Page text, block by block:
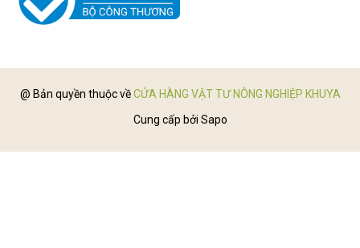
@ Bản quyền thuộc vềCỬA HÀNG VẬT TƯ NÔNG NGHIỆP KHUYA
Cung cấp bởi Sapo